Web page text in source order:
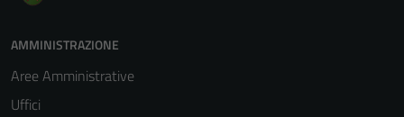
AMMINISTRAZIONE
Aree Amministrative
Uffici